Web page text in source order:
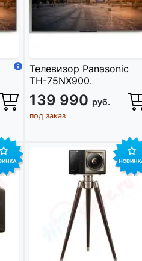
Телевизор Panasonic
TH-75NX900.
139 990 руб.
под заказ